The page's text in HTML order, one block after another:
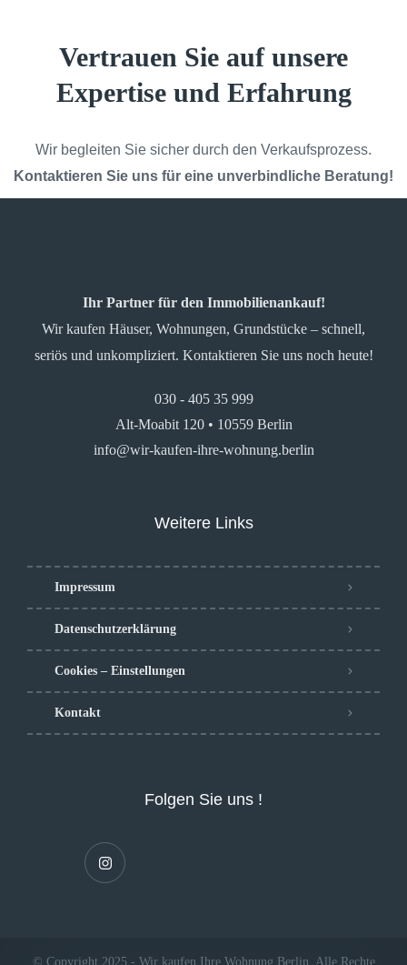
Vertrauen Sie auf unsere
Expertise und Erfahrung
Wir begleiten Sie sicher durch den Verkaufsprozess.
Kontaktieren Sie uns für eine unverbindliche Beratung!
Ihr Partner für den Immobilienankauf!
Wir kaufen Häuser, Wohnungen, Grundstücke – schnell,
seriös und unkompliziert. Kontaktieren Sie uns noch heute!
030 - 405 35 999
Alt-Moabit 120 • 10559 Berlin
info@wir-kaufen-ihre-wohnung.berlin
Weitere Links
Impressum
Datenschutzerklärung
Cookies – Einstellungen
Kontakt
Folgen Sie uns !
© Copyright 2025 - Wir kaufen Ihre Wohnung Berlin. Alle Rechte